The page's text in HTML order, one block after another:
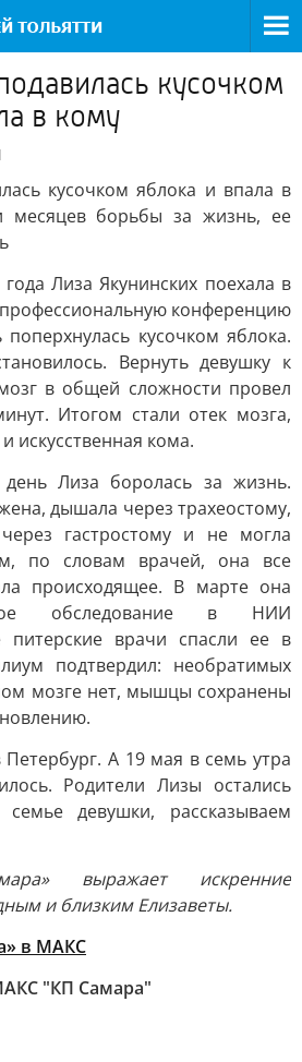
кусочком
в кому
кусочком яблока и впала в
месяцев борьбы за жизнь, ее
Лиза Якунинских поехала в
конференцию
кусочком яблока.
Вернуть девушку к
в общей сложности провел
Итогом стали отек мозга,
искусственная кома.
Лиза боролась за жизнь.
дышала через трахеостому,
гастростому и не могла
по словам врачей, она все
происходящее. В марте она
обследование в НИИ
питерские врачи спасли ее в
подтвердил: необратимых
мозге нет, мышцы сохранены
Петербург. А 19 мая в семь утра
Родители Лизы остались
девушки, рассказываем
выражает искренние
и близким Елизаветы.
в МАКС
"КП Самара"